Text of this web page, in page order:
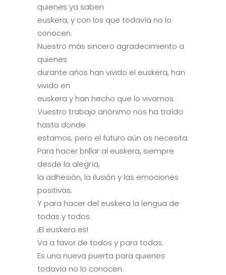
quienes ya saben
euskera, y con los que todavía no lo
conocen.
Nuestro más sincero agradecimiento a
quienes
durante años han vivido el euskera, han
vivido en
euskera y han hecho que lo vivamos.
Vuestro trabajo anónimo nos ha traído
hasta donde
estamos, pero el futuro aún os necesita.
Para hacer brillar al euskera, siempre
desde la alegría,
la adhesión, la ilusión y las emociones
positivas.
Y para hacer del euskera la lengua de
todas y todos.
¡El euskera es!
Va a favor de todos y para todas.
Es una nueva puerta para quienes
todavía no lo conocen.